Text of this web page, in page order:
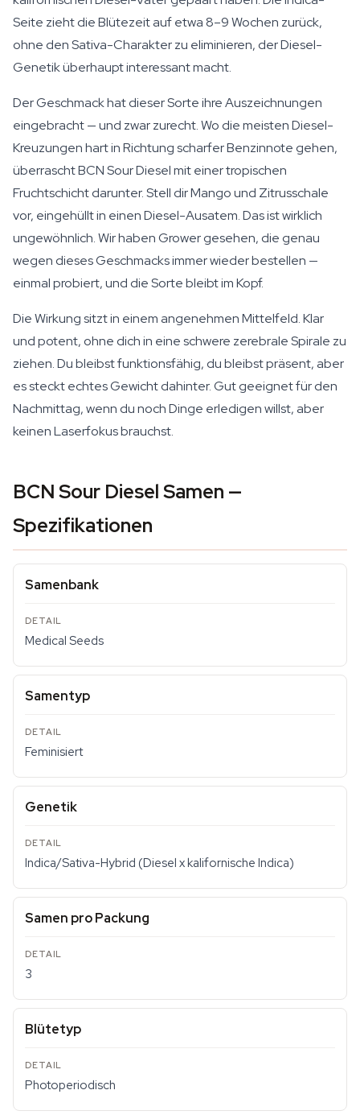
Seite zieht die Blütezeit auf etwa 8–9 Wochen zurück,
ohne den Sativa-Charakter zu eliminieren, der Diesel-
Genetik überhaupt interessant macht.
Der Geschmack hat dieser Sorte ihre Auszeichnungen
eingebracht — und zwar zurecht. Wo die meisten Diesel-
Kreuzungen hart in Richtung scharfer Benzinnote gehen,
überrascht BCN Sour Diesel mit einer tropischen
Fruchtschicht darunter. Stell dir Mango und Zitrusschale
vor, eingehüllt in einen Diesel-Ausatem. Das ist wirklich
ungewöhnlich. Wir haben Grower gesehen, die genau
wegen dieses Geschmacks immer wieder bestellen —
einmal probiert, und die Sorte bleibt im Kopf.
Die Wirkung sitzt in einem angenehmen Mittelfeld. Klar
und potent, ohne dich in eine schwere zerebrale Spirale zu
ziehen. Du bleibst funktionsfähig, du bleibst präsent, aber
es steckt echtes Gewicht dahinter. Gut geeignet für den
Nachmittag, wenn du noch Dinge erledigen willst, aber
keinen Laserfokus brauchst.
BCN Sour Diesel Samen —
Spezifikationen
Samenbank
Medical Seeds
Samentyp
Feminisiert
Genetik
Indica/Sativa-Hybrid (Diesel x kalifornische Indica)
Samen pro Packung
3
Blütetyp
Photoperiodisch